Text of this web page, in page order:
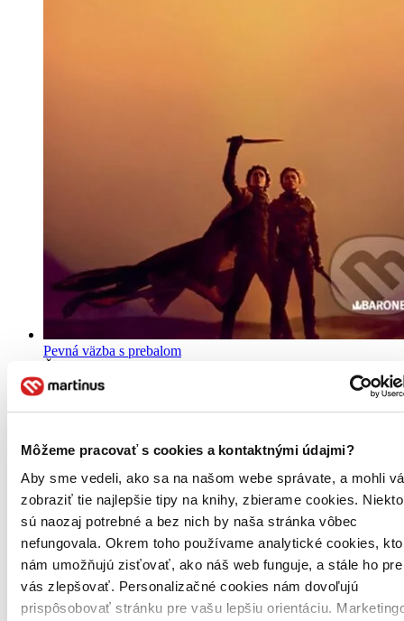
Môžeme pracovať s cookies a kontaktnými údajmi?
Aby sme vedeli, ako sa na našom webe správate, a mohli
zobraziť tie najlepšie tipy na knihy, zbierame cookies.
sú naozaj potrebné a bez nich by naša stránka vôbec
nefungovala. Okrem toho používame analytické cookies,
nám umožňujú zisťovať, ako náš web funguje, a stále ho pre
vás zlepšovať. Personalizačné cookies nám dovoľujú
prispôsobovať stránku pre vašu lepšiu orientáciu.
Pevná väzba s prebalom
Na sklade 1 ks
Túto knihu máme síce aktuálne na sklade, máme však už iba
posledné kusy. Ak ju chcete mať rýchlo, ponáhľajte sa!
Vložiť do košíka